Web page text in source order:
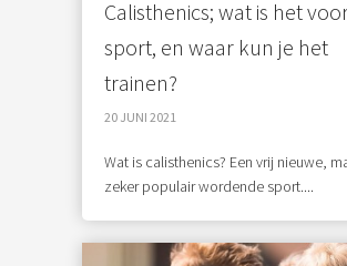
Calisthenics; wat is het
sport, en waar kun je het
trainen?
20 JUNI 2021
Wat is calisthenics? Een vrij nieuwe,
zeker populair wordende sport....